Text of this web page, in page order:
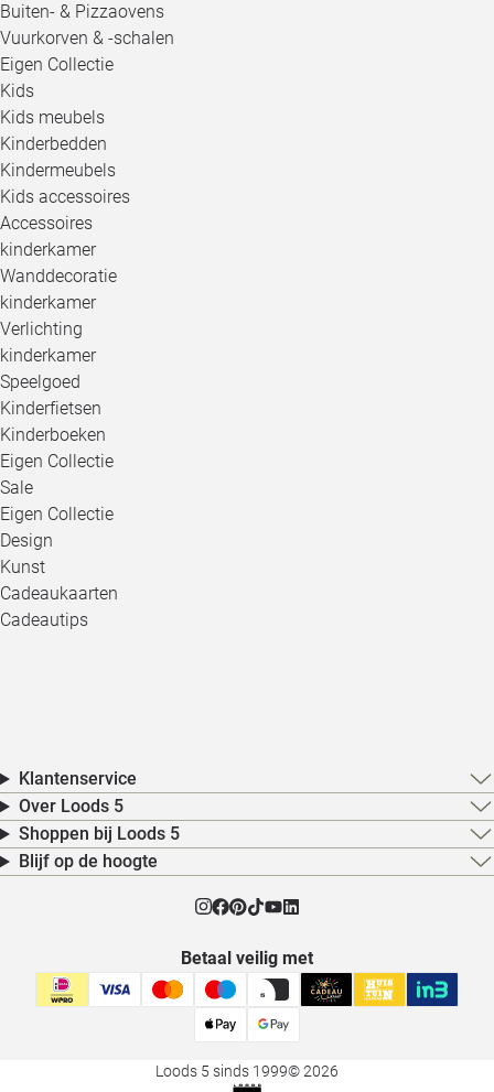
Buiten- & Pizzaovens
Vuurkorven & -schalen
Eigen Collectie
Kids
Kids meubels
Kinderbedden
Kindermeubels
Kids accessoires
Accessoires
kinderkamer
Wanddecoratie
kinderkamer
Verlichting
kinderkamer
Speelgoed
Kinderfietsen
Kinderboeken
Eigen Collectie
Sale
Eigen Collectie
Design
Kunst
Cadeaukaarten
Cadeautips
Klantenservice
Over Loods 5
Shoppen bij Loods 5
Blijf op de hoogte
Betaal veilig met
Loods 5 sinds 1999© 2026